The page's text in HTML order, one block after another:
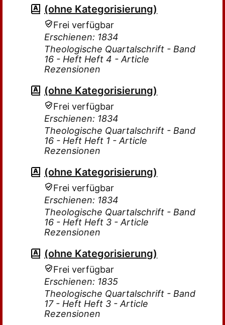
(ohne Kategorisierung)
Frei verfügbar
Erschienen: 1834
Theologische Quartalschrift - Band
16 - Heft Heft 4 - Article
Rezensionen
(ohne Kategorisierung)
Frei verfügbar
Erschienen: 1834
Theologische Quartalschrift - Band
16 - Heft Heft 1 - Article
Rezensionen
(ohne Kategorisierung)
Frei verfügbar
Erschienen: 1834
Theologische Quartalschrift - Band
16 - Heft Heft 3 - Article
Rezensionen
(ohne Kategorisierung)
Frei verfügbar
Erschienen: 1835
Theologische Quartalschrift - Band
17 - Heft Heft 3 - Article
Rezensionen